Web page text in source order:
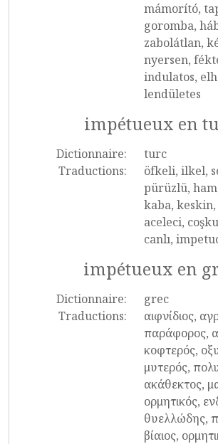
mámorító,
goromba,
zabolátlan,
nyersen,
indulatos,
lendületes
impétueux en
Dictionnaire:
turc
Traductions:
öfkeli, ilkel,
pürüzlü,
kaba,
aceleci,
canlı,
impétueux en
Dictionnaire:
grec
Traductions:
αιφνίδιος,
παράφορος,
κοφτερός,
μυτερός,
ακάθεκτος,
ορμητικός,
θυελλώδης,
βίαιος,